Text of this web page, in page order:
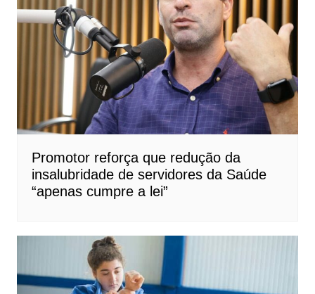
Promotor reforça que redução da
insalubridade de servidores da Saúde
“apenas cumpre a lei”